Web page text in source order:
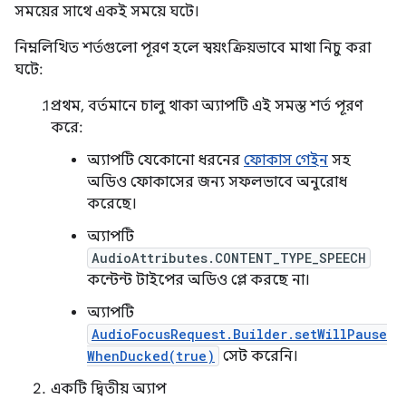
সময়ের সাথে একই সময়ে ঘটে।
নিম্নলিখিত শর্তগুলো পূরণ হলে স্বয়ংক্রিয়ভাবে মাথা নিচু করা
ঘটে:
প্রথম, বর্তমানে চালু থাকা অ্যাপটি এই সমস্ত শর্ত পূরণ
করে:
অ্যাপটি যেকোনো ধরনের ফোকাস গেইন সহ
অডিও ফোকাসের জন্য সফলভাবে অনুরোধ
করেছে।
অ্যাপটি
AudioAttributes.CONTENT_TYPE_SPEECH
কন্টেন্ট টাইপের অডিও প্লে করছে না।
অ্যাপটি
AudioFocusRequest.Builder.setWillPause
WhenDucked(true) সেট করেনি।
একটি দ্বিতীয় অ্যাপ